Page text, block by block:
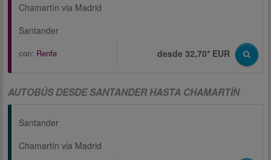
Chamartín via Madrid
Santander
con: Renfe desde 32,70* EUR
AUTOBÚS DESDE SANTANDER HASTA CHAMARTÍN
Santander
Chamartín via Madrid